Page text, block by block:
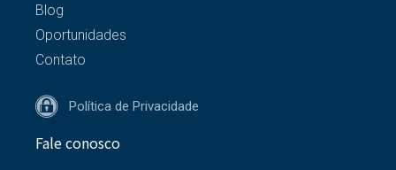
Blog
Oportunidades
Contato
Política de Privacidade
Fale conosco